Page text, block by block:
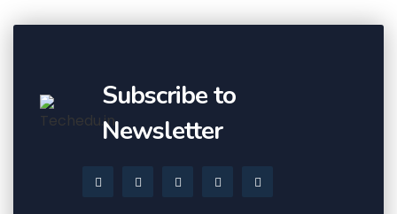
Subscribe to
Newsletter